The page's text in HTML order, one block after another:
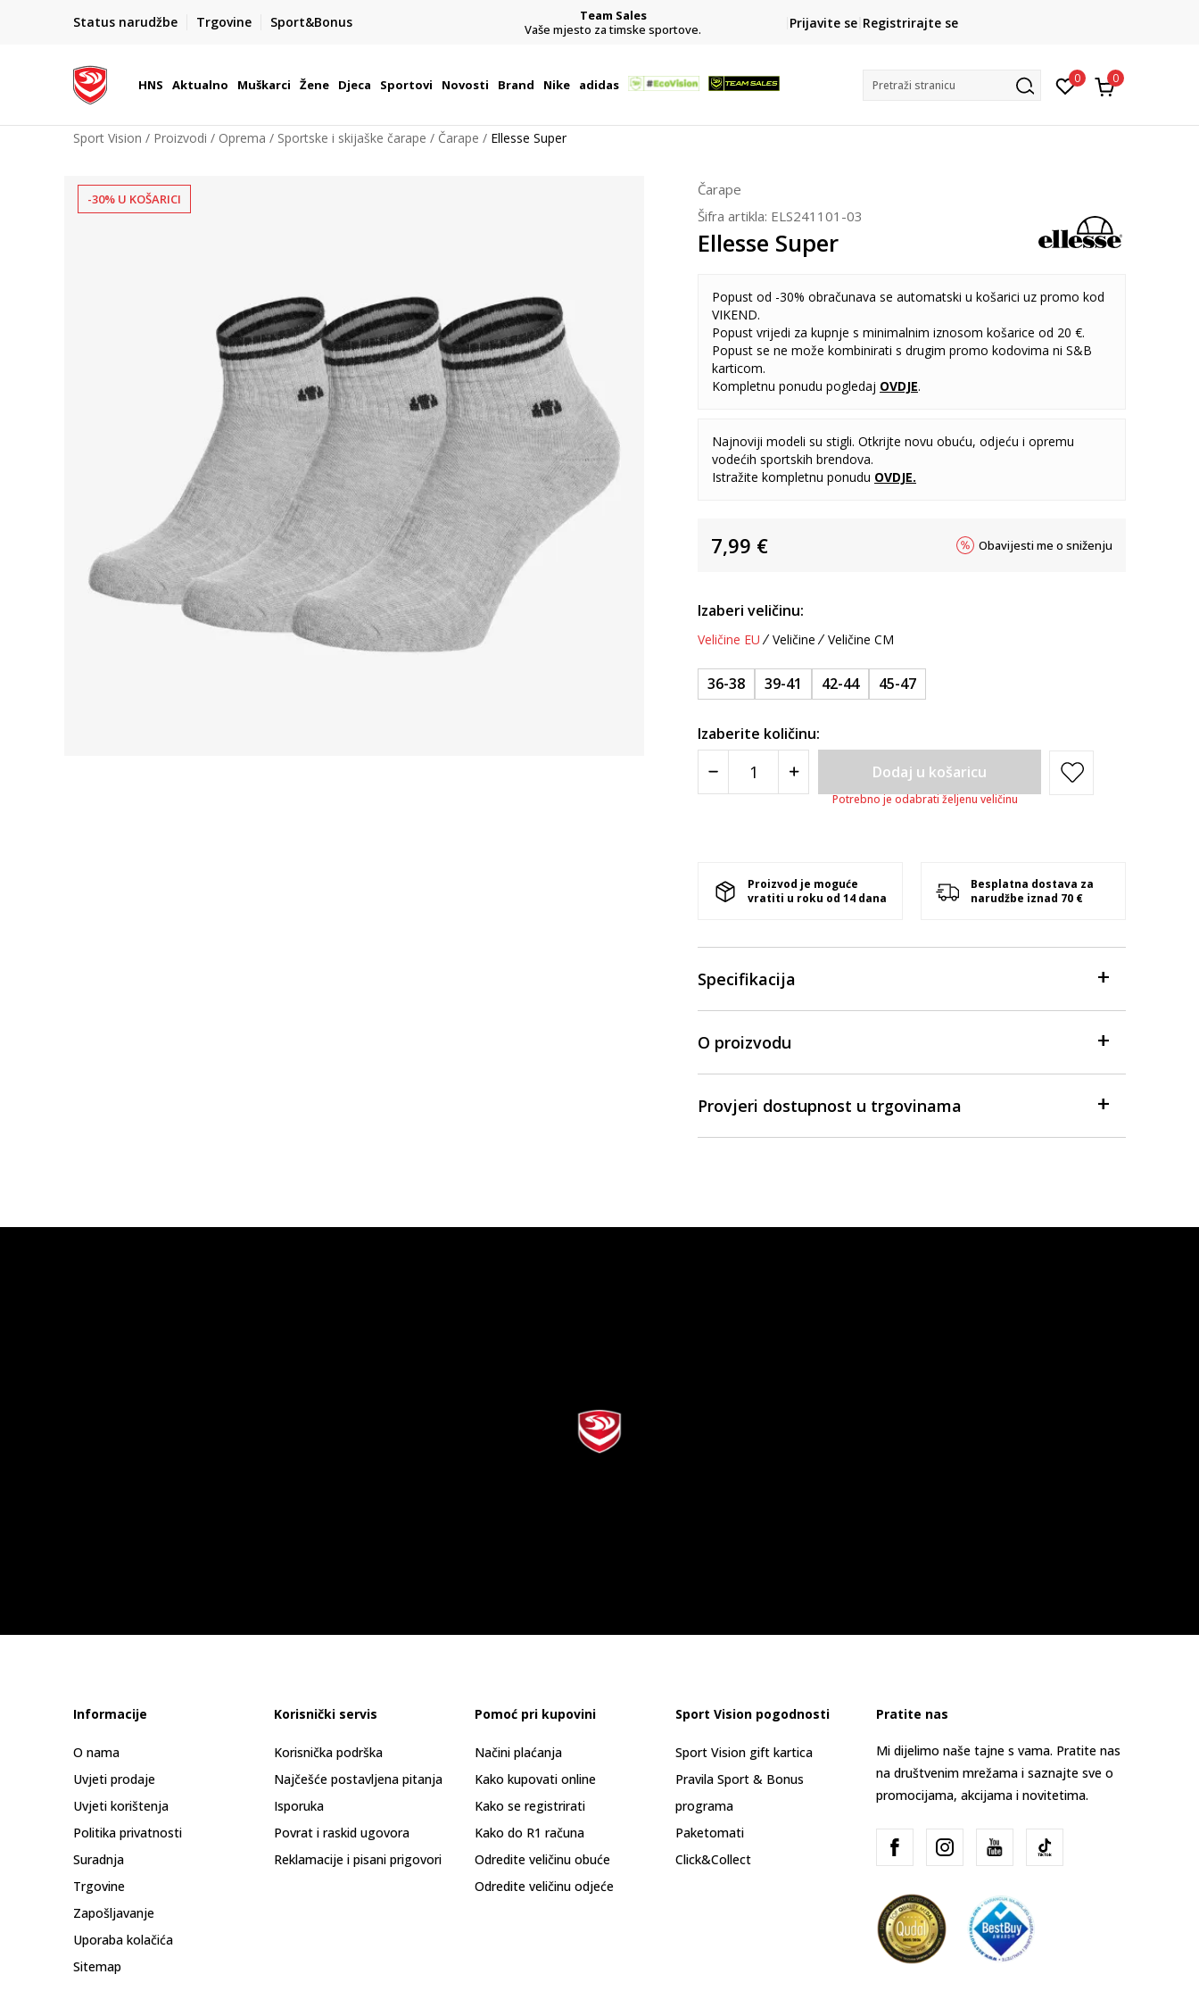
Status narudžbe Trgovine Sport&Bonus
BOX NOW
Dostava 1,50 €
| Više od 800 paketomata u Hrvatskoj
Team Sales
Vaše mjesto za timske sportove.
CLICK& COLLECT
besplatno preuzimanje u trgovini
Prijavite se Registrirajte se
HNS Aktualno Muškarci Žene Djeca Sportovi Novosti Brand Nike adidas Pretraži stranicu 0 0
Sport Vision Proizvodi Oprema Sportske i skijaške čarape Čarape Ellesse Super
-30% U KOŠARICI
Čarape
Šifra artikla: ELS241101-03
Ellesse Super
Popust od -30% obračunava se automatski u košarici uz promo kod
VIKEND.
Popust vrijedi za kupnje s minimalnim iznosom košarice od 20 €.
Popust se ne može kombinirati s drugim promo kodovima ni S&B
karticom.
Kompletnu ponudu pogledaj OVDJE.
Najnoviji modeli su stigli. Otkrijte novu obuću, odjeću i opremu
vodećih sportskih brendova.
Istražite kompletnu ponudu OVDJE.
7,99 € Obavijesti me o sniženju
Izaberi veličinu:
Veličine EU Veličine Veličine CM
36-38 39-41 42-44 45-47
Izaberite količinu:
Dodaj u košaricu
Potrebno je odabrati željenu veličinu
Proizvod je moguće
vratiti u roku od 14 dana
Besplatna dostava za
narudžbe iznad 70 €
Specifikacija
O proizvodu
Provjeri dostupnost u trgovinama
Informacije
O nama
Uvjeti prodaje
Uvjeti korištenja
Politika privatnosti
Suradnja
Trgovine
Zapošljavanje
Uporaba kolačića
Sitemap
Korisnički servis
Korisnička podrška
Najčešće postavljena pitanja
Isporuka
Povrat i raskid ugovora
Reklamacije i pisani prigovori
Pomoć pri kupovini
Načini plaćanja
Kako kupovati online
Kako se registrirati
Kako do R1 računa
Odredite veličinu obuće
Odredite veličinu odjeće
Sport Vision pogodnosti
Sport Vision gift kartica
Pravila Sport & Bonus
programa
Paketomati
Click&Collect
Pratite nas
Mi dijelimo naše tajne s vama. Pratite nas
na društvenim mrežama i saznajte sve o
promocijama, akcijama i novitetima.